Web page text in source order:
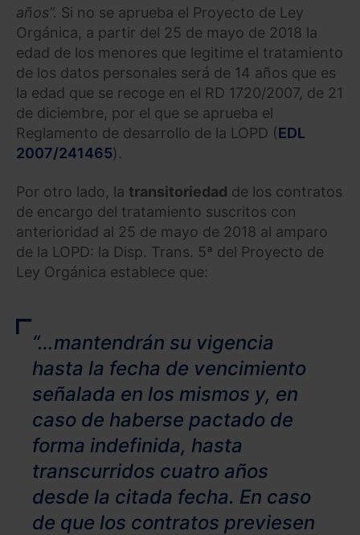
años”. Si no se aprueba el Proyecto de Ley
Orgánica, a partir del 25 de mayo de 2018 la
edad de los menores que legitime el tratamiento
de los datos personales será de 14 años que es
la edad que se recoge en el RD 1720/2007, de 21
de diciembre, por el que se aprueba el
Reglamento de desarrollo de la LOPD (EDL
2007/241465).
Por otro lado, la transitoriedad de los contratos
de encargo del tratamiento suscritos con
anterioridad al 25 de mayo de 2018 al amparo
de la LOPD: la Disp. Trans. 5ª del Proyecto de
Ley Orgánica establece que:
“…mantendrán su vigencia
hasta la fecha de vencimiento
señalada en los mismos y, en
caso de haberse pactado de
forma indefinida, hasta
transcurridos cuatro años
desde la citada fecha. En caso
de que los contratos previesen